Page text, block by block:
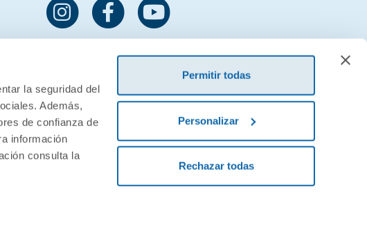
la seguridad del
Además,
de confianza de
información
consulta la
Permitir todas
Personalizar
Rechazar todas